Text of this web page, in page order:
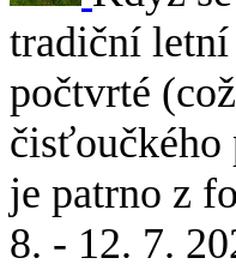
tradiční letní
počtvrté
čisťoučkého
je patrno z
8. - 12. 7.